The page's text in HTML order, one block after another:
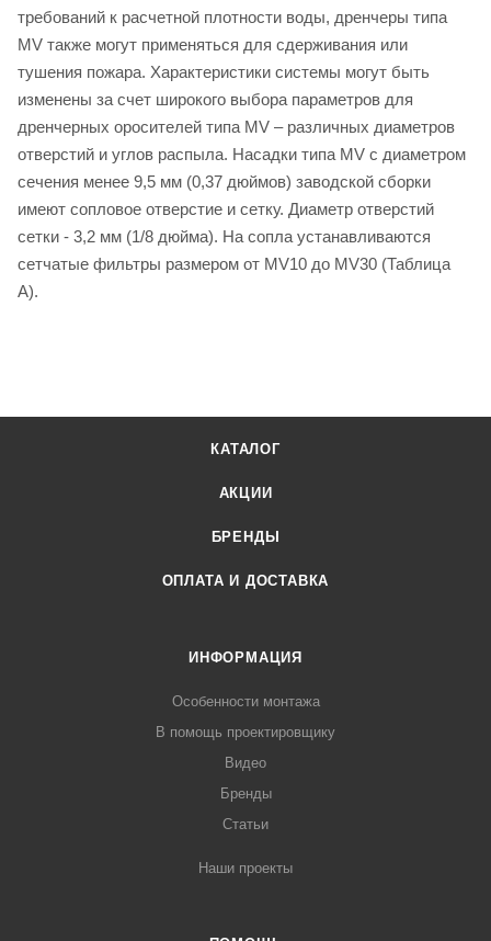
требований к расчетной плотности воды, дренчеры типа
MV также могут применяться для сдерживания или
тушения пожара. Характеристики системы могут быть
изменены за счет широкого выбора параметров для
дренчерных оросителей типа MV – различных диаметров
отверстий и углов распыла. Насадки типа MV с диаметром
сечения менее 9,5 мм (0,37 дюймов) заводской сборки
имеют сопловое отверстие и сетку. Диаметр отверстий
сетки - 3,2 мм (1/8 дюйма). На сопла устанавливаются
сетчатые фильтры размером от MV10 до MV30 (Таблица
А).
КАТАЛОГ
АКЦИИ
БРЕНДЫ
ОПЛАТА И ДОСТАВКА
ИНФОРМАЦИЯ
Особенности монтажа
В помощь проектировщику
Видео
Бренды
Статьи
Наши проекты